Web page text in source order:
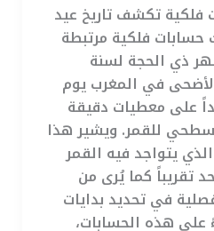
فلكية تكشف تاريخ عيد
حسابات فلكية مرتبطة
ذي الحجة لسنة
الأضحى في المغرب يوم
على معطيات دقيقة
للقمر. ويشير هذا
يتواجد فيه القمر
كما يُرى من
في تحديد بدايات
على هذه الحسابات،